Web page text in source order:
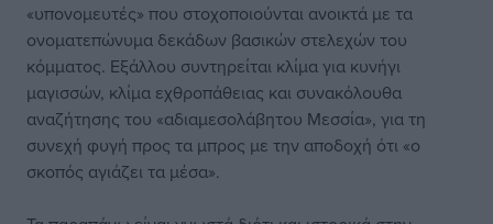
«υπονομευτές» που στοχοποιούνται ανοικτά με τα
ονοματεπώνυμα δεκάδων βασικών στελεχών του
κόμματος. Εξάλλου συντηρείται κλίμα για κυνήγι
μαγισσών, κλίμα εχθροπάθειας και συνακόλουθα
αναζήτησης του «αδιαμεσολάβητου Μεσσία», για τη
συνεχή φυγή προς τα μπρος με την αποδοχή ότι «ο
σκοπός αγιάζει τα μέσα».